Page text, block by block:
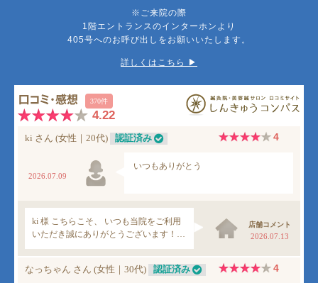
※ご来院の際
1階エントランスのインターホンより
405号へのお呼び出しをお願いいたします。
詳しくはこちら ▶︎